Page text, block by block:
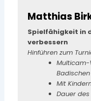
Matthias
Spielfähigkeit in
verbessern
Hinführen zum
Multicam-
Mit
Dauer